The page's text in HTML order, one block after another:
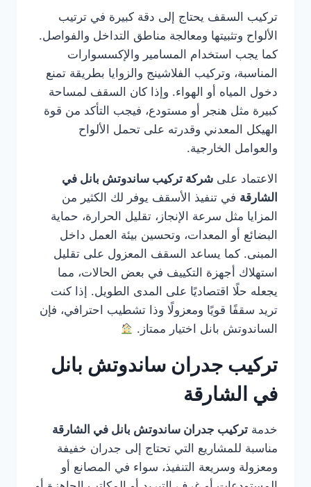
تركيب السقف يحتاج إلى دقة كبيرة في ترتيب
الألواح وتثبيتها ومعالجة مناطق التداخل والفواصل.
كما يجب استخدام المسامير والإكسسوارات
المناسبة، وتركيب الفلاشينج والزوايا بطريقة تمنع
دخول المياه أو الهواء. وإذا كان السقف لمساحة
كبيرة مثل هنجر أو مستودع، فيجب التأكد من قوة
الهيكل المعدني وقدرته على تحمل الألواح
والعوامل الخارجية.
الاعتماد على شركة تركيب ساندوتش بانل في
الشارقة في تنفيذ الأسقف يوفر لك الكثير من
المزايا مثل سرعة الإنجاز، تقليل الحرارة، حماية
البضائع أو المعدات، وتحسين بيئة العمل داخل
المبنى. كما يساعد السقف المعزول على تقليل
استهلاك أجهزة التكييف في بعض الحالات، مما
يجعله حلًا اقتصاديًا على المدى الطويل. إذا كنت
تريد سقفًا قويًا ومعزولًا وذا تشطيب احترافي، فإن
الساندوتش بانل اختيار ممتاز.
تركيب جدران ساندوتش بانل
في الشارقة
خدمة تركيب جدران ساندوتش بانل في الشارقة
مناسبة للمشاريع التي تحتاج إلى جدران خفيفة
ومعزولة وسريعة التنفيذ، سواء في المصانع أو